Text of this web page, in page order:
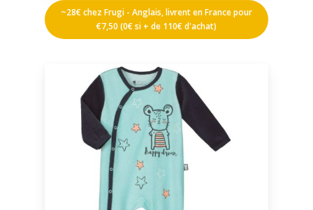
~28€ chez Frugi - Anglais, livrent en France pour
€7,50 (0€ si + de 110€ d'achat)